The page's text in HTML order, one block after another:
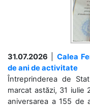
31.07.2026
Calea
de ani de activitate
Întreprinderea de
marcat astăzi, 31 iulie
aniversarea a 155 de